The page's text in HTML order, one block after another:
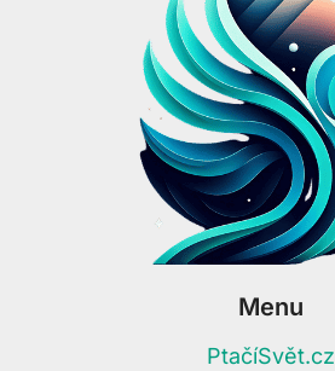
Menu
PtačíSvět.cz